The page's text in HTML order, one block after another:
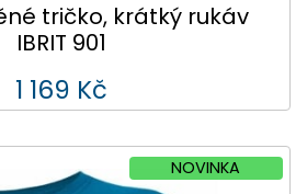
tričko, krátký rukáv
IBRIT 901
1 169 Kč
NOVINKA